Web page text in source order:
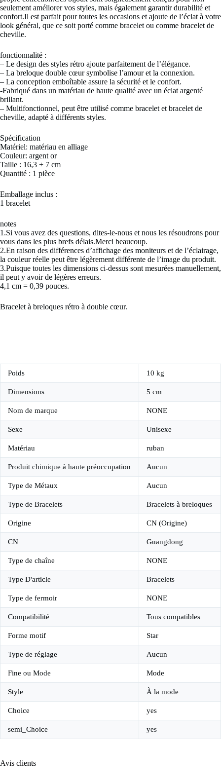
seulement améliorer vos styles, mais également garantir durabilité et
confort.Il est parfait pour toutes les occasions et ajoute de l’éclat à votre
look général, que ce soit porté comme bracelet ou comme bracelet de
cheville.
fonctionnalité :
– Le design des styles rétro ajoute parfaitement de l’élégance.
– La breloque double cœur symbolise l’amour et la connexion.
– La conception emboîtable assure la sécurité et le confort.
-Fabriqué dans un matériau de haute qualité avec un éclat argenté
brillant.
– Multifonctionnel, peut être utilisé comme bracelet et bracelet de
cheville, adapté à différents styles.
Spécification
Matériel: matériau en alliage
Couleur: argent or
Taille : 16,3 + 7 cm
Quantité : 1 pièce
Emballage inclus :
1 bracelet
notes
1.Si vous avez des questions, dites-le-nous et nous les résoudrons pour
vous dans les plus brefs délais.Merci beaucoup.
2.En raison des différences d’affichage des moniteurs et de l’éclairage,
la couleur réelle peut être légèrement différente de l’image du produit.
3.Puisque toutes les dimensions ci-dessus sont mesurées manuellement,
il peut y avoir de légères erreurs.
4,1 cm = 0,39 pouces.
Bracelet à breloques rétro à double cœur.
Poids 10 kg
Dimensions 5 cm
Nom de marque NONE
Sexe Unisexe
Matériau ruban
Produit chimique à haute préoccupation Aucun
Type de Métaux Aucun
Type de Bracelets Bracelets à breloques
Origine CN (Origine)
CN Guangdong
Type de chaîne NONE
Type D'article Bracelets
Type de fermoir NONE
Compatibilité Tous compatibles
Forme motif Star
Type de réglage Aucun
Fine ou Mode Mode
Style À la mode
Choice yes
semi_Choice yes
Avis clients